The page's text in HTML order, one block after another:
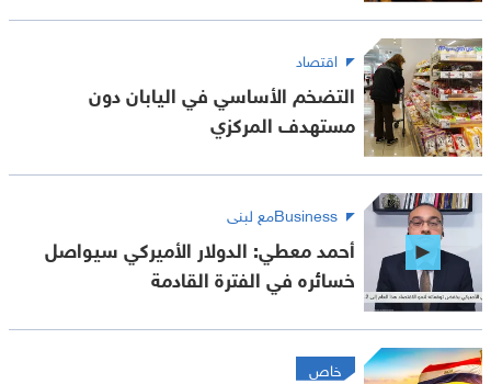
اقتصاد
التضخم الأساسي في اليابان دون
مستهدف المركزي
Businessمع لبنى
أحمد معطي: الدولار الأميركي سيواصل
خسائره في الفترة القادمة
خاص